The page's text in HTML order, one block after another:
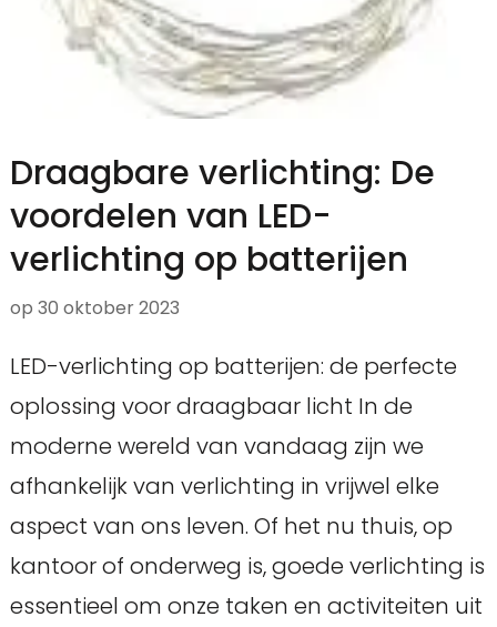
Draagbare verlichting: De
voordelen van LED-
verlichting op batterijen
op 30 oktober 2023
LED-verlichting op batterijen: de perfecte
oplossing voor draagbaar licht In de
moderne wereld van vandaag zijn we
afhankelijk van verlichting in vrijwel elke
aspect van ons leven. Of het nu thuis, op
kantoor of onderweg is, goede verlichting is
essentieel om onze taken en activiteiten uit